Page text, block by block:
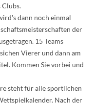
Clubs.
dann noch einmal
der
15 Teams
Vierer und dann am
Kommen Sie vorbei und
steht für alle sportlichen
Nach der